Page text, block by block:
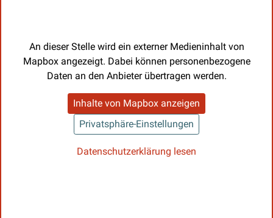
An dieser Stelle wird ein externer Medieninhalt von
Mapbox angezeigt. Dabei können personenbezogene
Daten an den Anbieter übertragen werden.
Inhalte von Mapbox anzeigen
Privatsphäre-Einstellungen
Datenschutzerklärung lesen